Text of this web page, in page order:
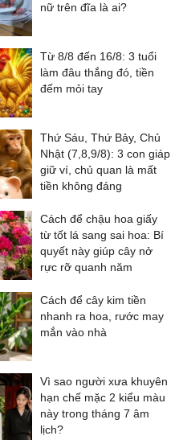
nữ trên đĩa là ai?
Từ 8/8 đến 16/8: 3 tuổi
làm đâu thắng đó, tiền
đếm mỏi tay
Thứ Sáu, Thứ Bảy, Chủ
Nhật (7,8,9/8): 3 con giáp
giữ ví, chủ quan là mất
tiền không đáng
Cách để chậu hoa giấy
từ tốt lá sang sai hoa: Bí
quyết này giúp cây nở
rực rỡ quanh năm
Cách để cây kim tiền
nhanh ra hoa, rước may
mắn vào nhà
Vì sao người xưa khuyên
hạn chế mặc 2 kiểu màu
này trong tháng 7 âm
lịch?